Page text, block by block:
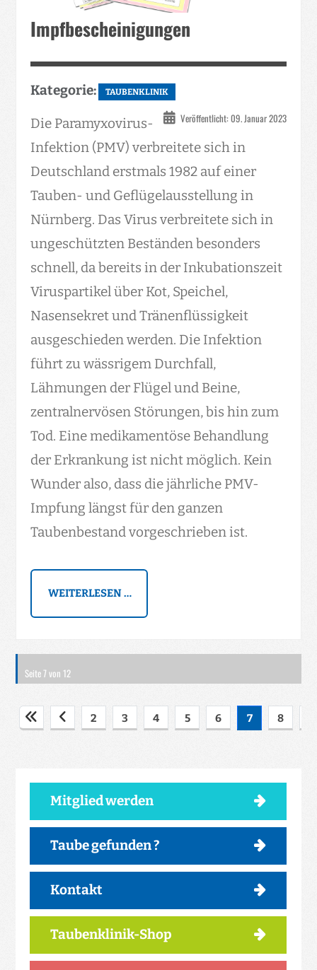
Impfbescheinigungen
Kategorie: TAUBENKLINIK
Veröffentlicht: 09. Januar 2023
Die Paramyxovirus-
Infektion (PMV) verbreitete sich in
Deutschland erstmals 1982 auf einer
Tauben- und Geflügelausstellung in
Nürnberg. Das Virus verbreitete sich in
ungeschützten Beständen besonders
schnell, da bereits in der Inkubationszeit
Viruspartikel über Kot, Speichel,
Nasensekret und Tränenflüssigkeit
ausgeschieden werden. Die Infektion
führt zu wässrigem Durchfall,
Lähmungen der Flügel und Beine,
zentralnervösen Störungen, bis hin zum
Tod. Eine medikamentöse Behandlung
der Erkrankung ist nicht möglich. Kein
Wunder also, dass die jährliche PMV-
Impfung längst für den ganzen
Taubenbestand vorgeschrieben ist.
WEITERLESEN …
Seite 7 von 12
2 3 4 5 6 7 8
Mitglied werden
Taube gefunden ?
Kontakt
Taubenklinik-Shop